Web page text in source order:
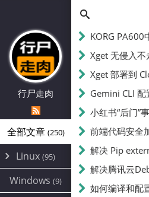
行尸走肉
全部文章 (250)
Linux (95)
Alpine
CentOS(17)
Windows (9)